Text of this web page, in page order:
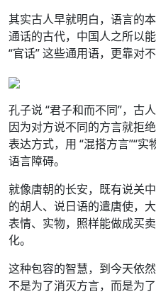
其实古人早就明白，语言的
通话的古代，中国人之所以
“官话” 这些通用语，更靠对
孔子说 “君子和而不同”，古
因为对方说不同的方言就拒
表达方式，用 “混搭方言”“实
语言障碍。
就像唐朝的长安，既有说关
的胡人、说日语的遣唐使，
表情、实物，照样能做成买
化。
这种包容的智慧，到今天依
不是为了消灭方言，而是为